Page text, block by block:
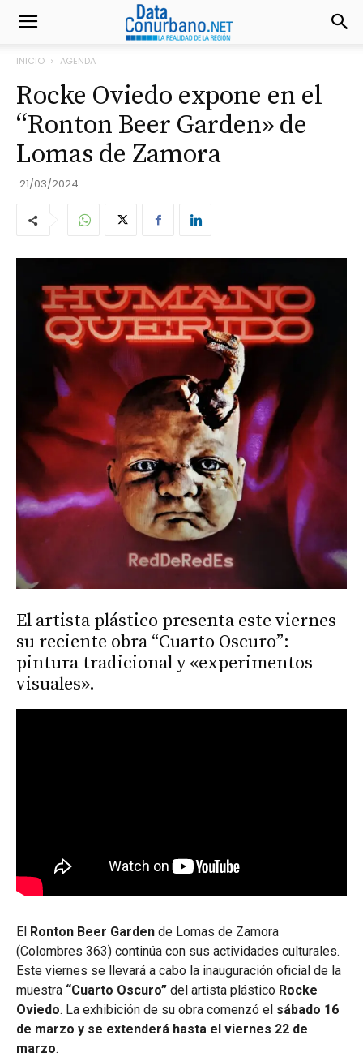
INICIO AGENDA
Rocke Oviedo expone en el
“Ronton Beer Garden» de
Lomas de Zamora
21/03/2024
El artista plástico presenta este viernes
su reciente obra “Cuarto Oscuro”:
pintura tradicional y «experimentos
visuales».
El Ronton Beer Garden de Lomas de Zamora
(Colombres 363) continúa con sus actividades culturales.
Este viernes se llevará a cabo la inauguración oficial de la
muestra “Cuarto Oscuro” del artista plástico Rocke
Oviedo. La exhibición de su obra comenzó el sábado 16
de marzo y se extenderá hasta el viernes 22 de
marzo.